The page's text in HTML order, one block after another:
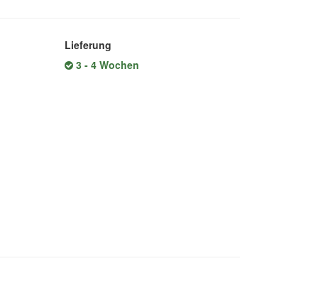
Lieferung
3 - 4 Wochen